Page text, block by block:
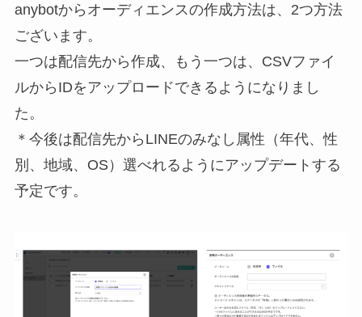
anybotからオーディエンスの作成方法は、2つ方法
ございます。
一つは配信先から作成、もう一つは、CSVファイ
ルからIDをアップロードできるようになりまし
た。
＊今後は配信先からLINEのみなし属性（年代、性
別、地域、OS）選べれるようにアップデートする
予定です。